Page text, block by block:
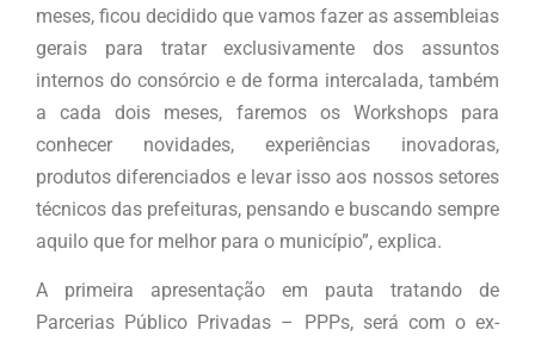
meses, ficou decidido que vamos fazer as assembleias
gerais para tratar exclusivamente dos assuntos
internos do consórcio e de forma intercalada, também
a cada dois meses, faremos os Workshops para
conhecer novidades, experiências inovadoras,
produtos diferenciados e levar isso aos nossos setores
técnicos das prefeituras, pensando e buscando sempre
aquilo que for melhor para o município”, explica.
A primeira apresentação em pauta tratando de
Parcerias Público Privadas – PPPs, será com o ex-